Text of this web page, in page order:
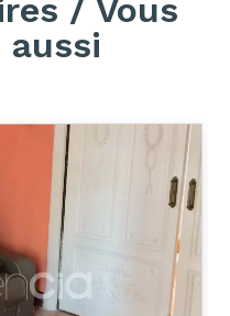
/ Vous
aussi